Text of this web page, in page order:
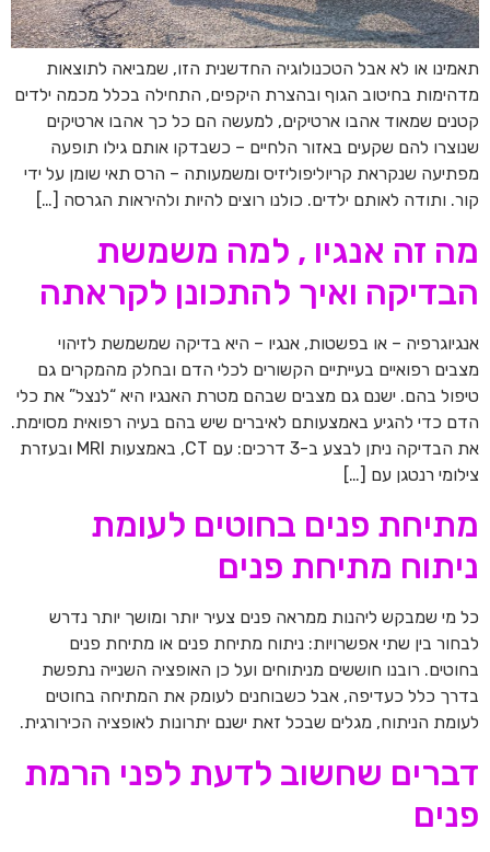
תאמינו או לא אבל הטכנולוגיה החדשנית הזו, שמביאה לתוצאות
מדהימות בחיטוב הגוף ובהצרת היקפים, התחילה בכלל מכמה ילדים
קטנים שמאוד אהבו ארטיקים, למעשה הם כל כך אהבו ארטיקים
שנוצרו להם שקעים באזור הלחיים – כשבדקו אותם גילו תופעה
מפתיעה שנקראת קריוליפוליזיס ומשמעותה – הרס תאי שומן על ידי
קור. ותודה לאותם ילדים. כולנו רוצים להיות ולהיראות הגרסה […]
מה זה אנגיו , למה משמשת
הבדיקה ואיך להתכונן לקראתה
אנגיוגרפיה – או בפשטות, אנגיו – היא בדיקה שמשמשת לזיהוי
מצבים רפואיים בעייתיים הקשורים לכלי הדם ובחלק מהמקרים גם
טיפול בהם. ישנם גם מצבים שבהם מטרת האנגיו היא “לנצל” את כלי
הדם כדי להגיע באמצעותם לאיברים שיש בהם בעיה רפואית מסוימת.
את הבדיקה ניתן לבצע ב-3 דרכים: עם CT, באמצעות MRI ובעזרת
צילומי רנטגן עם […]
מתיחת פנים בחוטים לעומת
ניתוח מתיחת פנים
כל מי שמבקש ליהנות ממראה פנים צעיר יותר ומושך יותר נדרש
לבחור בין שתי אפשרויות: ניתוח מתיחת פנים או מתיחת פנים
בחוטים. רובנו חוששים מניתוחים ועל כן האופציה השנייה נתפשת
בדרך כלל כעדיפה, אבל כשבוחנים לעומק את המתיחה בחוטים
לעומת הניתוח, מגלים שבכל זאת ישנם יתרונות לאופציה הכירורגית.
דברים שחשוב לדעת לפני הרמת
פנים